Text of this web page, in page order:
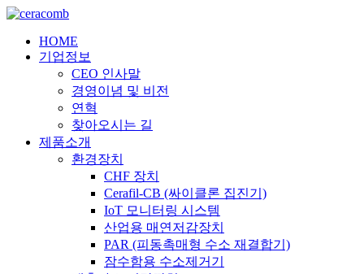
HOME
기업정보
CEO 인사말
경영이념 및 비전
연혁
찾아오시는 길
제품소개
환경장치
CHF 장치
Cerafil-CB (싸이클론 집진기)
IoT 모니터링 시스템
산업용 매연저감장치
PAR (피동촉매형 수소 재결합기)
잠수함용 수소제거기